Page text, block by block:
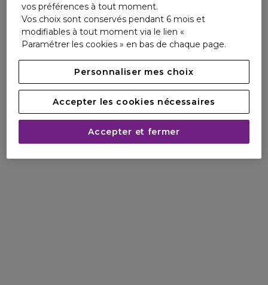
vos préférences à tout moment.
Vos choix sont conservés pendant 6 mois et
modifiables à tout moment via le lien «
Paramétrer les cookies » en bas de chaque page.
Personnaliser mes choix
Accepter les cookies nécessaires
Accepter et fermer